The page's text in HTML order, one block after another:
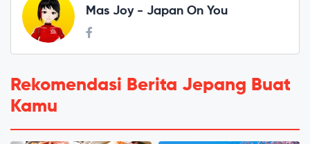
Mas Joy - Japan On You
Rekomendasi Berita Jepang Buat
Kamu